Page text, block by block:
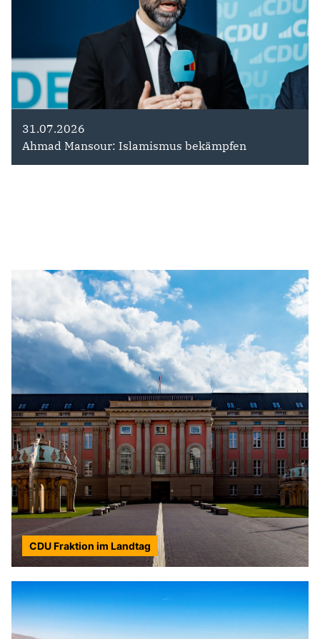
31.07.2026
Ahmad Mansour: Islamismus bekämpfen
CDU Fraktion im Landtag